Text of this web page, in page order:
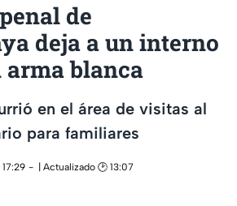
de
deja a un interno
blanca
en el área de visitas al
para familiares
| Actualizado 🕑 13:07